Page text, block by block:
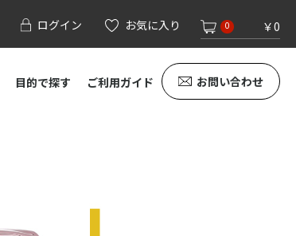
ログイン お気に入り 0 ￥0
目的で探す ご利用ガイド お問い合わせ